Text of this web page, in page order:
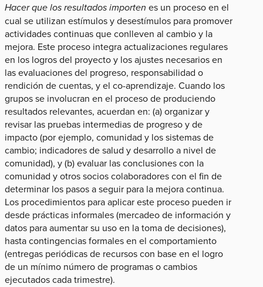
Hacer que los resultados importen es un proceso en el
cual se utilizan estímulos y desestímulos para promover
actividades continuas que conlleven al cambio y la
mejora. Este proceso integra actualizaciones regulares
en los logros del proyecto y los ajustes necesarios en
las evaluaciones del progreso, responsabilidad o
rendición de cuentas, y el co-aprendizaje. Cuando los
grupos se involucran en el proceso de produciendo
resultados relevantes, acuerdan en: (a) organizar y
revisar las pruebas intermedias de progreso y de
impacto (por ejemplo, comunidad y los sistemas de
cambio; indicadores de salud y desarrollo a nivel de
comunidad), y (b) evaluar las conclusiones con la
comunidad y otros socios colaboradores con el fin de
determinar los pasos a seguir para la mejora continua.
Los procedimientos para aplicar este proceso pueden ir
desde prácticas informales (mercadeo de información y
datos para aumentar su uso en la toma de decisiones),
hasta contingencias formales en el comportamiento
(entregas periódicas de recursos con base en el logro
de un mínimo número de programas o cambios
ejecutados cada trimestre).